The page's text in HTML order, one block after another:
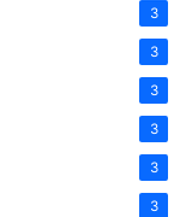
3
3
3
3
3
3